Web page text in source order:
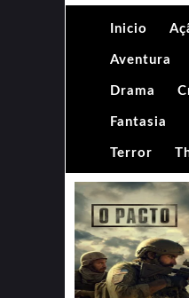
Inicio
Aventura
Drama
Fantasia
Terror